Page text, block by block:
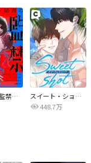
ジン秘書の監禁日記【タテヨミ】
スイート・ショット
448.7万